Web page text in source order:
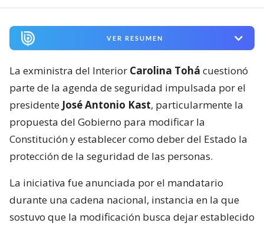
VER RESUMEN
La exministra del Interior Carolina Tohá cuestionó
parte de la agenda de seguridad impulsada por el
presidente José Antonio Kast, particularmente la
propuesta del Gobierno para modificar la
Constitución y establecer como deber del Estado la
protección de la seguridad de las personas.
La iniciativa fue anunciada por el mandatario
durante una cadena nacional, instancia en la que
sostuvo que la modificación busca dejar establecido